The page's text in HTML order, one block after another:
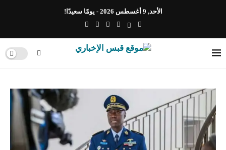
الأحد, 9 أغسطس 2026 - يومًا سعيدًا!